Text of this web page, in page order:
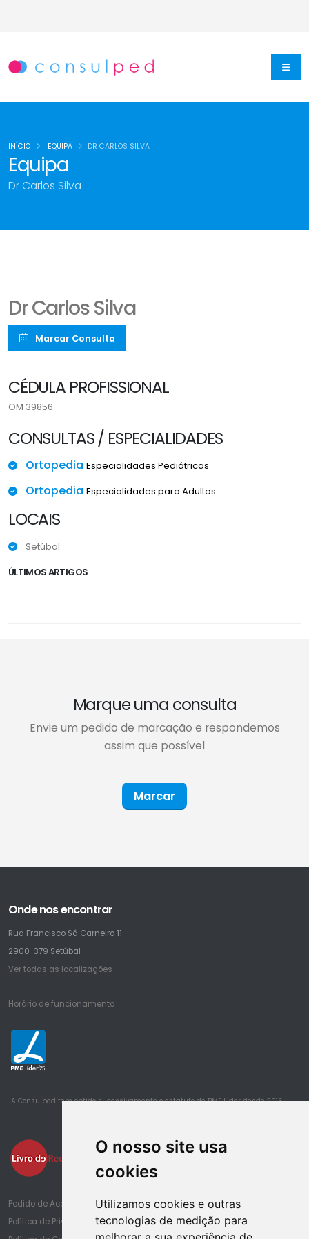
O nosso site usa
cookies
Utilizamos cookies e outras
tecnologias de medição para
Equipa
Dr Carlos Silva
INÍCIO EQUIPA DR CARLOS SILVA
Dr Carlos Silva
Marcar Consulta
CÉDULA PROFISSIONAL
OM 39856
CONSULTAS / ESPECIALIDADES
Ortopedia Especialidades Pediátricas
Ortopedia Especialidades para Adultos
LOCAIS
Setúbal
ÚLTIMOS ARTIGOS
Marque uma consulta
Envie um pedido de marcação e respondemos
assim que possível
Marcar
Onde nos encontrar
Rua Francisco Sá Carneiro 11
2900-379 Setúbal
Ver todas as localizações
Horário de funcionamento
25
A Consulped tem obtido sucessivamente o estatuto de PME Lider desde 2016
Pedido de Acesso à Informação de Saúde
Política de Privacidade